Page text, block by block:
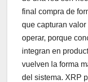
final compra de
que capturan
operar, porque
integran en
vuelven la forma
del sistema. XRP